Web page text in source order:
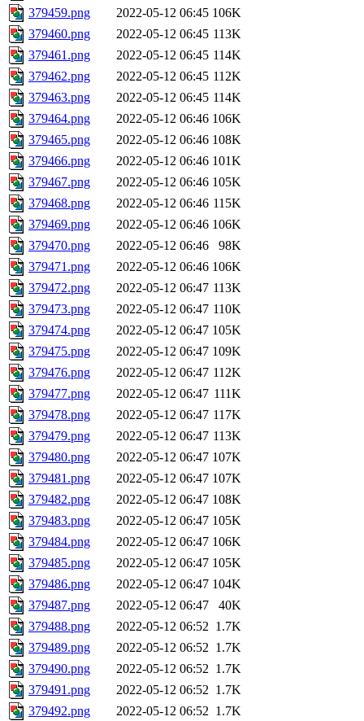
379459.png
2022-05-12 06:45 106K
379460.png
2022-05-12 06:45 113K
379461.png
2022-05-12 06:45 114K
379462.png
2022-05-12 06:45 112K
379463.png
2022-05-12 06:45 114K
379464.png
2022-05-12 06:46 106K
379465.png
2022-05-12 06:46 108K
379466.png
2022-05-12 06:46 101K
379467.png
2022-05-12 06:46 105K
379468.png
2022-05-12 06:46 115K
379469.png
2022-05-12 06:46 106K
379470.png
2022-05-12 06:46
98K
379471.png
2022-05-12 06:46 106K
379472.png
2022-05-12 06:47 113K
379473.png
2022-05-12 06:47 110K
379474.png
2022-05-12 06:47 105K
379475.png
2022-05-12 06:47 109K
379476.png
2022-05-12 06:47 112K
379477.png
2022-05-12 06:47 111K
379478.png
2022-05-12 06:47 117K
379479.png
2022-05-12 06:47 113K
379480.png
2022-05-12 06:47 107K
379481.png
2022-05-12 06:47 107K
379482.png
2022-05-12 06:47 108K
379483.png
2022-05-12 06:47 105K
379484.png
2022-05-12 06:47 106K
379485.png
2022-05-12 06:47 105K
379486.png
2022-05-12 06:47 104K
379487.png
2022-05-12 06:47
40K
379488.png
2022-05-12 06:52 1.7K
379489.png
2022-05-12 06:52 1.7K
379490.png
2022-05-12 06:52 1.7K
379491.png
2022-05-12 06:52 1.7K
379492.png
2022-05-12 06:52 1.7K